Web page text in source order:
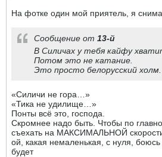
На фотке один мой приятель, я
Сообщение от 13-й
В Силичах у тебя кайфу
Потом это не катание.
Это просто белорусский холм.
«Силичи не гора…»
«Тика не удилище…»
Понты всё это, господа.
Скромнее надо быть. Чтобы по
съехать на МАКСИМАЛЬНОЙ
ой, какая немаленькая, с нуля,
будет